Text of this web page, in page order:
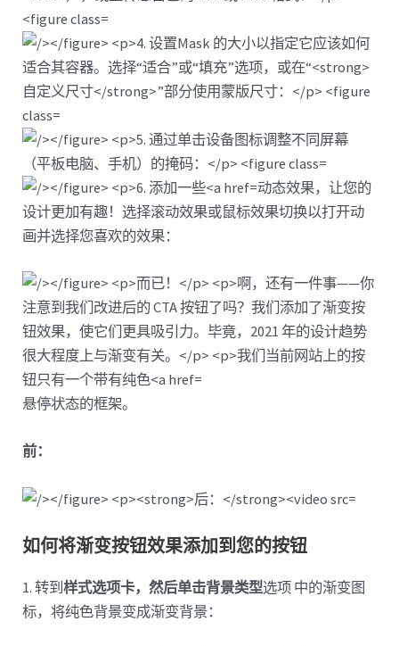
动态效果，让您的
设计更加有趣！选择滚动效果或鼠标效果切换以打开动
画并选择您喜欢的效果：
悬停状态的框架。
前：
如何将渐变按钮效果添加到您的按钮
1. 转到样式选项卡，然后单击背景类型选项 中的渐变图
标，将纯色背景变成渐变背景：